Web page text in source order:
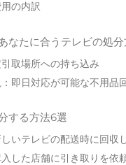
の内訳
なたに合うテレビの処
取場所への持ち込み
即日対応が可能な不用品
する方法6選
いテレビの配送時に回収
した店舗に引き取りを依